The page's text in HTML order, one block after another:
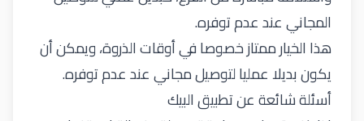
المجاني عند عدم توفره.
هذا الخيار ممتاز خصوصا في أوقات الذروة، ويمكن أن
يكون بديلا عمليا لتوصيل مجاني عند عدم توفره.
أسئلة شائعة عن تطبيق البيك